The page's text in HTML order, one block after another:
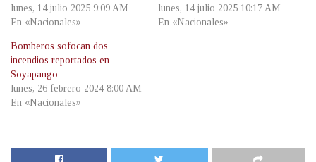
lunes, 14 julio 2025 9:09 AM
En «Nacionales»
lunes, 14 julio 2025 10:17 AM
En «Nacionales»
Bomberos sofocan dos
incendios reportados en
Soyapango
lunes, 26 febrero 2024 8:00 AM
En «Nacionales»